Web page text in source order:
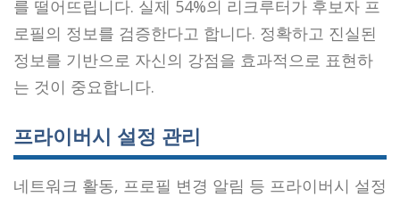
를 떨어뜨립니다. 실제 54%의 리크루터가 후보자 프
로필의 정보를 검증한다고 합니다. 정확하고 진실된
정보를 기반으로 자신의 강점을 효과적으로 표현하
는 것이 중요합니다.
프라이버시 설정 관리
네트워크 활동, 프로필 변경 알림 등 프라이버시 설정